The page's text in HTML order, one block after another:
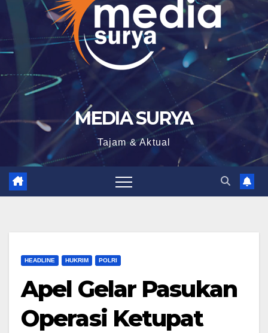
MEDIA SURYA
Tajam & Aktual
HEADLINE HUKRIM POLRI
Apel Gelar Pasukan
Operasi Ketupat